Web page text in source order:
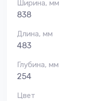
Ширина, мм
838
Длина, мм
483
Глубина, мм
254
Цвет